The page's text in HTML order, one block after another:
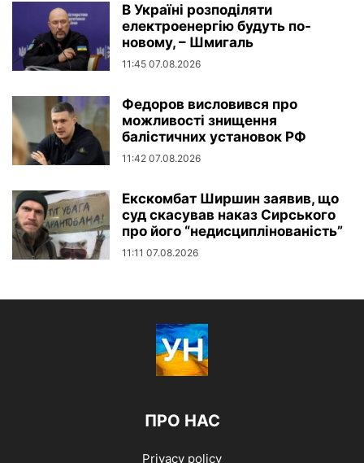
В Україні розподіляти
електроенергію будуть по-
новому, – Шмигаль
11:45 07.08.2026
Федоров висловився про
можливості знищення
балістичних установок РФ
11:42 07.08.2026
Екскомбат Ширшин заявив, що
суд скасував наказ Сирського
про його “недисциплінованість”
11:11 07.08.2026
ПРО НАС
Privacy policy